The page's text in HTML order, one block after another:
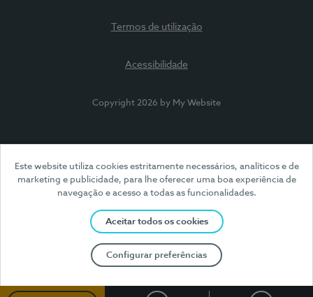
Este website utiliza cookies estritamente necessários, analíticos e de
marketing e publicidade, para lhe oferecer uma boa experiência de
navegação e acesso a todas as funcionalidades.
Aceitar todos os cookies
Configurar preferências
Termos de utilização
Acessibilidade
Copyright 2026 by My Website